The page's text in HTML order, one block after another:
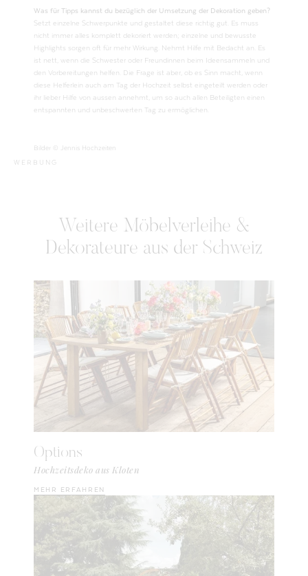
Was für Tipps kannst du bezüglich der Umsetzung der Dekoration geben?
Setzt einzelne Schwerpunkte und gestaltet diese richtig gut. Es muss
nicht immer alles komplett dekoriert werden; einzelne und bewusste
Highlights sorgen oft für mehr Wirkung. Nehmt Hilfe mit Bedacht an. Es
ist nett, wenn die Schwester oder Freundinnen beim Ideensammeln und
den Vorbereitungen helfen. Die Frage ist aber, ob es Sinn macht, wenn
diese Helferlein auch am Tag der Hochzeit selbst eingeteilt werden oder
ihr lieber Hilfe von aussen annehmt, um so auch allen Beteiligten einen
entspannten und unbeschwerten Tag zu ermöglichen.
Bilder © Jennis Hochzeiten
WERBUNG
Weitere Möbelverleihe &
Dekorateure aus der Schweiz
Options
Hochzeitsdeko aus Kloten
MEHR ERFAHREN